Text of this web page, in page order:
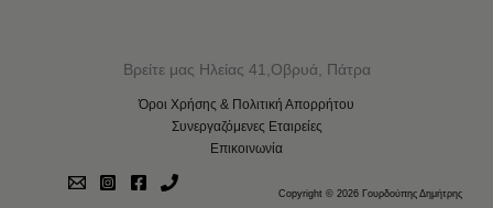
Βρείτε μας Ηλείας 41,Οβρυά, Πάτρα
Όροι Χρήσης & Πολιτική Απορρήτου
Συνεργαζόμενες Εταιρείες
Επικοινωνία
Copyright © 2026 Γουρδούπης Δημήτρης